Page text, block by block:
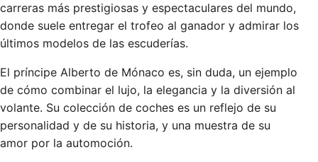
carreras más prestigiosas y espectaculares del mundo,
donde suele entregar el trofeo al ganador y admirar los
últimos modelos de las escuderías.
El príncipe Alberto de Mónaco es, sin duda, un ejemplo
de cómo combinar el lujo, la elegancia y la diversión al
volante. Su colección de coches es un reflejo de su
personalidad y de su historia, y una muestra de su
amor por la automoción.